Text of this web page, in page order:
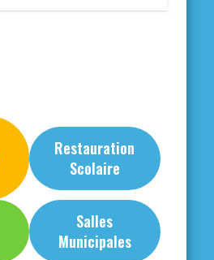
Restauration
Scolaire
Salles
Municipales